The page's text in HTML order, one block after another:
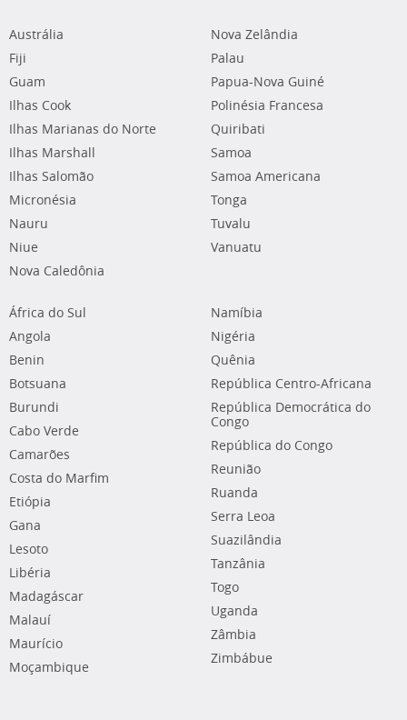
Austrália
Fiji
Guam
Ilhas Cook
Ilhas Marianas do Norte
Ilhas Marshall
Ilhas Salomão
Micronésia
Nauru
Niue
Nova Caledônia
Nova Zelândia
Palau
Papua-Nova Guiné
Polinésia Francesa
Quiribati
Samoa
Samoa Americana
Tonga
Tuvalu
Vanuatu
África do Sul
Angola
Benin
Botsuana
Burundi
Cabo Verde
Camarões
Costa do Marfim
Etiópia
Gana
Lesoto
Libéria
Madagáscar
Malauí
Maurício
Moçambique
Namíbia
Nigéria
Quênia
República Centro-Africana
República Democrática do
Congo
República do Congo
Reunião
Ruanda
Serra Leoa
Suazilândia
Tanzânia
Togo
Uganda
Zâmbia
Zimbábue